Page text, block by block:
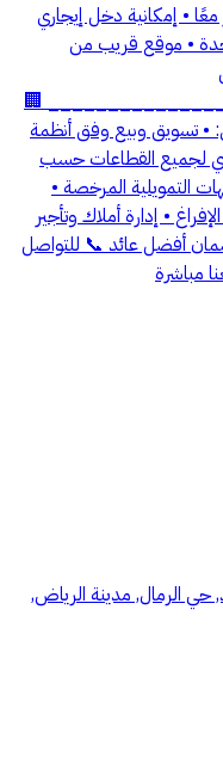
• إمكانية دخل إيجاري
• موقع قريب من
• تسويق وبيع وفق أنظمة
لجميع القطاعات حسب
التمويلية المرخصة •
• إدارة أملاك وتأجير
أفضل عائد 📞 للتواصل
مباشرة
حي الرمال, مدينة الرياض,